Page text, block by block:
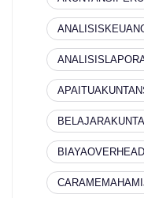
BIAYAOVERHEAD